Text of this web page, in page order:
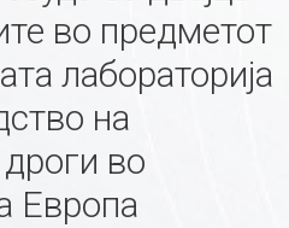
во предметот
лабораторија
на
во
Европа